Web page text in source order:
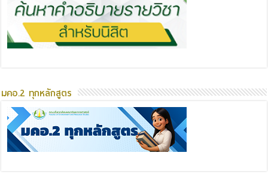
มคอ.2 ทุกหลักสูตร